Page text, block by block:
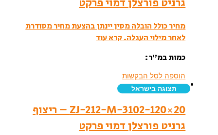
מחיר כולל הובלה מסין יינתן בהצעת מחיר מסודרת
לאחר מילוי העגלה. קרא עוד
כמות במ”ר:
הוספה לסל הבקשות
תצוגה בישראל
ZJ-212-M-3102-120×20 – ריצוף
גרניט פורצלן דמוי פרקט